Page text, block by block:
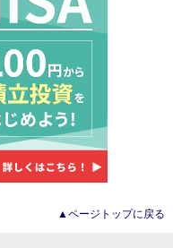
▲ページトップに戻る